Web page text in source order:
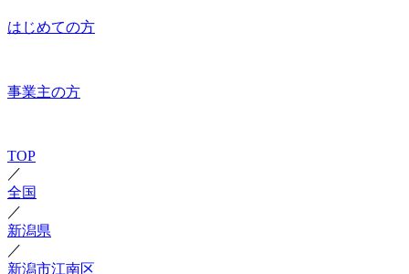
はじめての方
事業主の方
TOP
／
全国
／
新潟県
／
新潟市江南区